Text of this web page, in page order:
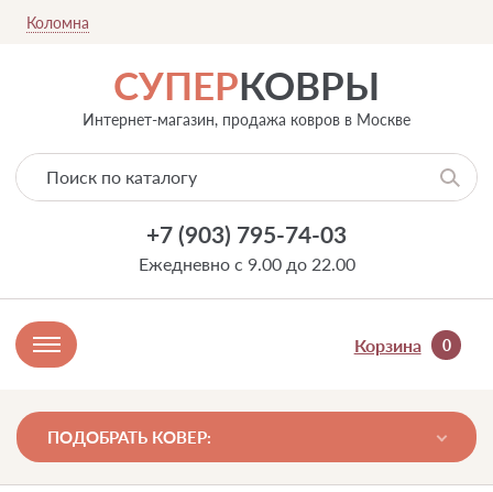
Коломна
СУПЕРКОВРЫ
Интернет-магазин, продажа ковров в Москве
+7 (903) 795-74-03
Ежедневно с 9.00 до 22.00
Корзина 0
ПОДОБРАТЬ КОВЕР: